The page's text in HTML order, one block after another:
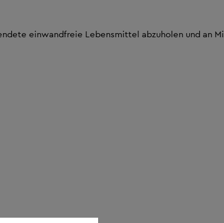
einwandfreie Lebensmittel abzuholen und an